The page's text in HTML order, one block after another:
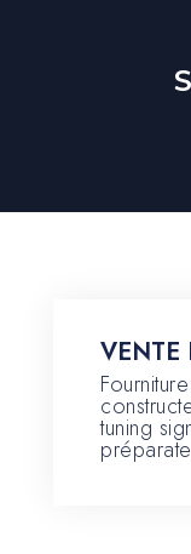
VENTE
tuning